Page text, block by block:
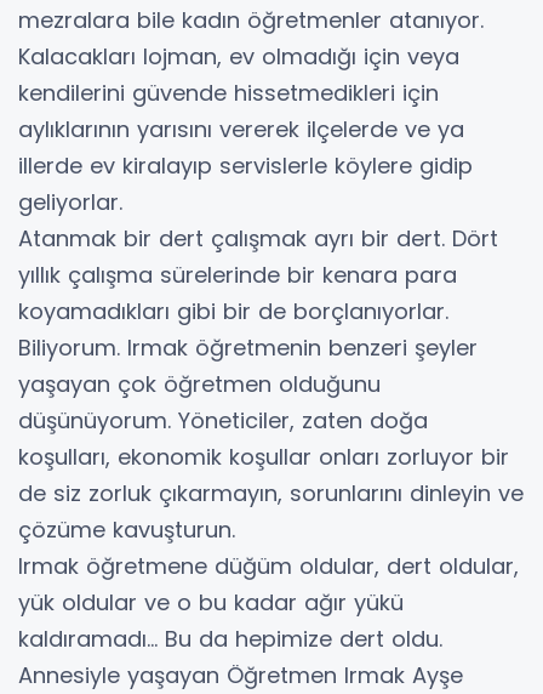
mezralara bile kadın öğretmenler atanıyor.
Kalacakları lojman, ev olmadığı için veya
kendilerini güvende hissetmedikleri için
aylıklarının yarısını vererek ilçelerde ve ya
illerde ev kiralayıp servislerle köylere gidip
geliyorlar.
Atanmak bir dert çalışmak ayrı bir dert. Dört
yıllık çalışma sürelerinde bir kenara para
koyamadıkları gibi bir de borçlanıyorlar.
Biliyorum. Irmak öğretmenin benzeri şeyler
yaşayan çok öğretmen olduğunu
düşünüyorum. Yöneticiler, zaten doğa
koşulları, ekonomik koşullar onları zorluyor bir
de siz zorluk çıkarmayın, sorunlarını dinleyin ve
çözüme kavuşturun.
Irmak öğretmene düğüm oldular, dert oldular,
yük oldular ve o bu kadar ağır yükü
kaldıramadı... Bu da hepimize dert oldu.
Annesiyle yaşayan Öğretmen Irmak Ayşe